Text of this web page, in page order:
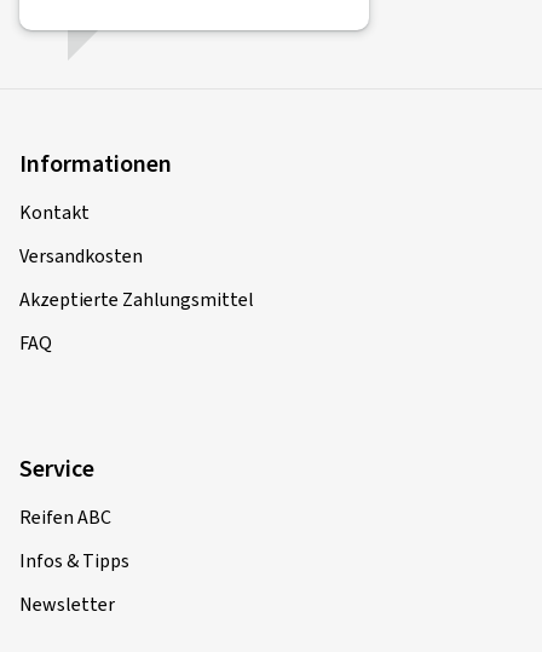
Informationen
Kontakt
Versandkosten
Akzeptierte Zahlungsmittel
FAQ
Service
Reifen ABC
Infos & Tipps
Newsletter